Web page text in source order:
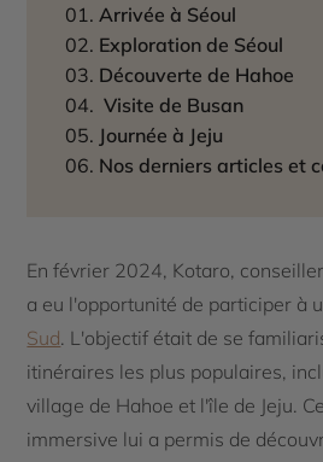
Arrivée à Séoul
Exploration de Séoul
Découverte de Hahoe
Visite de Busan
Journée à Jeju
Nos derniers articles et
En février 2024, Kotaro,
a eu l'opportunité de participer à
Sud. L'objectif était de se
itinéraires les plus populaires,
village de Hahoe et l'île de Jeju.
immersive lui a permis de